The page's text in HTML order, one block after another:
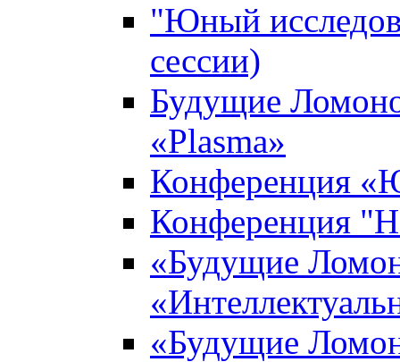
"Юный
сессии)
Будущие
«Plasma»
Конференция
Конференция
«Будущие
«Будущие